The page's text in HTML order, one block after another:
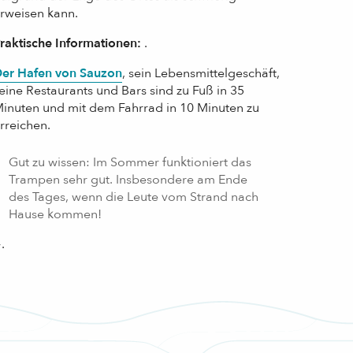
kann.
Informationen: .
Hafen von Sauzon, sein Lebensmittelgeschäft,
Restaurants und Bars sind zu Fuß in 35
und mit dem Fahrrad in 10 Minuten zu
Gut zu wissen: Im Sommer funktioniert das
Trampen sehr gut. Insbesondere am Ende
des Tages, wenn die Leute vom Strand nach
Hause kommen!